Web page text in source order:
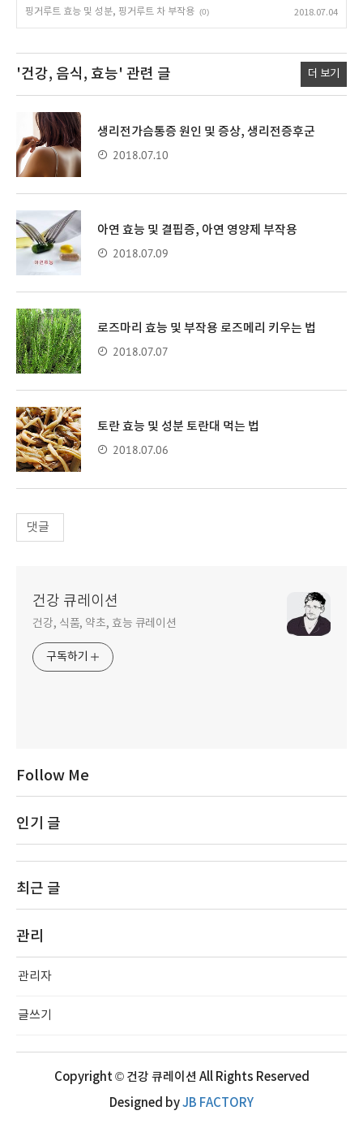
핑거루트 효능 및 성분, 핑거루트 차 부작용 (0) 2018.07.04
'건강, 음식, 효능' 관련 글 더 보기
생리전가슴통증 원인 및 증상, 생리전증후군
2018.07.10
아연 효능 및 결핍증, 아연 영양제 부작용
2018.07.09
로즈마리 효능 및 부작용 로즈메리 키우는 법
2018.07.07
토란 효능 및 성분 토란대 먹는 법
2018.07.06
댓글
건강 큐레이션
건강, 식품, 약초, 효능 큐레이션
구독하기
Follow Me
인기 글
최근 글
관리
관리자
글쓰기
Copyright © 건강 큐레이션 All Rights Reserved
Designed byJB FACTORY